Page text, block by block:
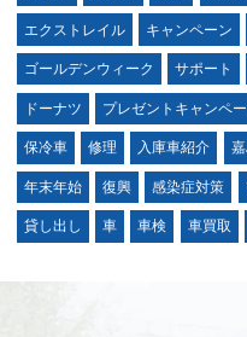
エクストレイル キャンペーン
ゴールデンウィーク サポート
ドーナツ プレゼントキャンペ
保冷車 修理 入庫車紹介
年末年始 復興 感染症対策
貸し出し 車 車検 車買取